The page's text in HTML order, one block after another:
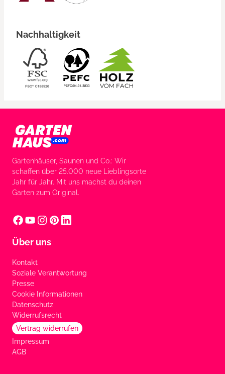
Nachhaltigkeit
Gartenhäuser, Saunen und Co.: Wir
schaffen über 25.000 neue Lieblingsorte
Jahr für Jahr. Mit uns machst du deinen
Garten zum Original.
Über uns
Kontakt
Soziale Verantwortung
Presse
Cookie Informationen
Datenschutz
Widerrufsrecht
Vertrag widerrufen
Impressum
AGB